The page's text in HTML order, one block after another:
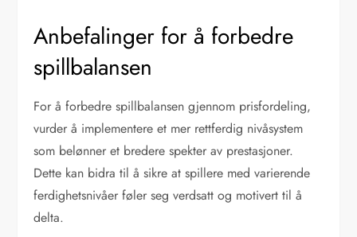
Anbefalinger for å forbedre
spillbalansen
For å forbedre spillbalansen gjennom prisfordeling,
vurder å implementere et mer rettferdig nivåsystem
som belønner et bredere spekter av prestasjoner.
Dette kan bidra til å sikre at spillere med varierende
ferdighetsnivåer føler seg verdsatt og motivert til å
delta.